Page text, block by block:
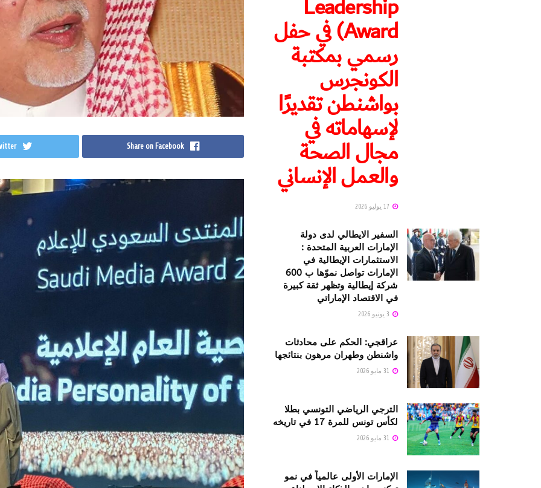
Share on Facebook
Award) في حفل
رسمي بمكتبة
الكونجرس
بواشنطن تقديرًا
لإسهاماته في
مجال الصحة
والعمل الإنساني
السفير الايطالي لدى دولة
الإمارات العربية المتحدة :
الاستثمارات الإيطالية في
الإمارات تواصل نموّها ب 600
شركة إيطالية وتظهر ثقة كبيرة
في الاقتصاد الإماراتي
عراقجي: الحكم على محادثات
واشنطن وطهران مرهون بنتائجها
الترجي الرياضي التونسي بطلا
لكأس تونس للمرة 17 في تاريخه
الإمارات الأولى عالمياً في نمو